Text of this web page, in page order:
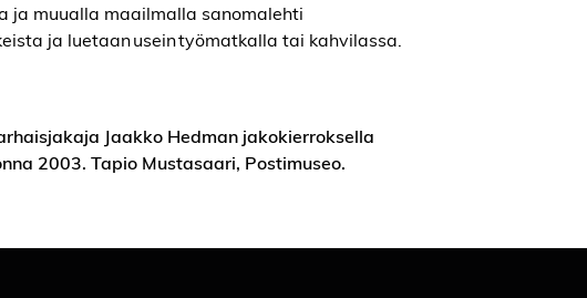
ja muualla maailmalla sanomalehti
ja luetaan usein työmatkalla tai kahvilassa.
Jaakko Hedman jakokierroksella
2003. Tapio Mustasaari, Postimuseo.